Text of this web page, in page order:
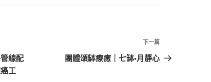
線配
工
下
一
下一篇
團體頌缽療癒｜七缽•月靜心